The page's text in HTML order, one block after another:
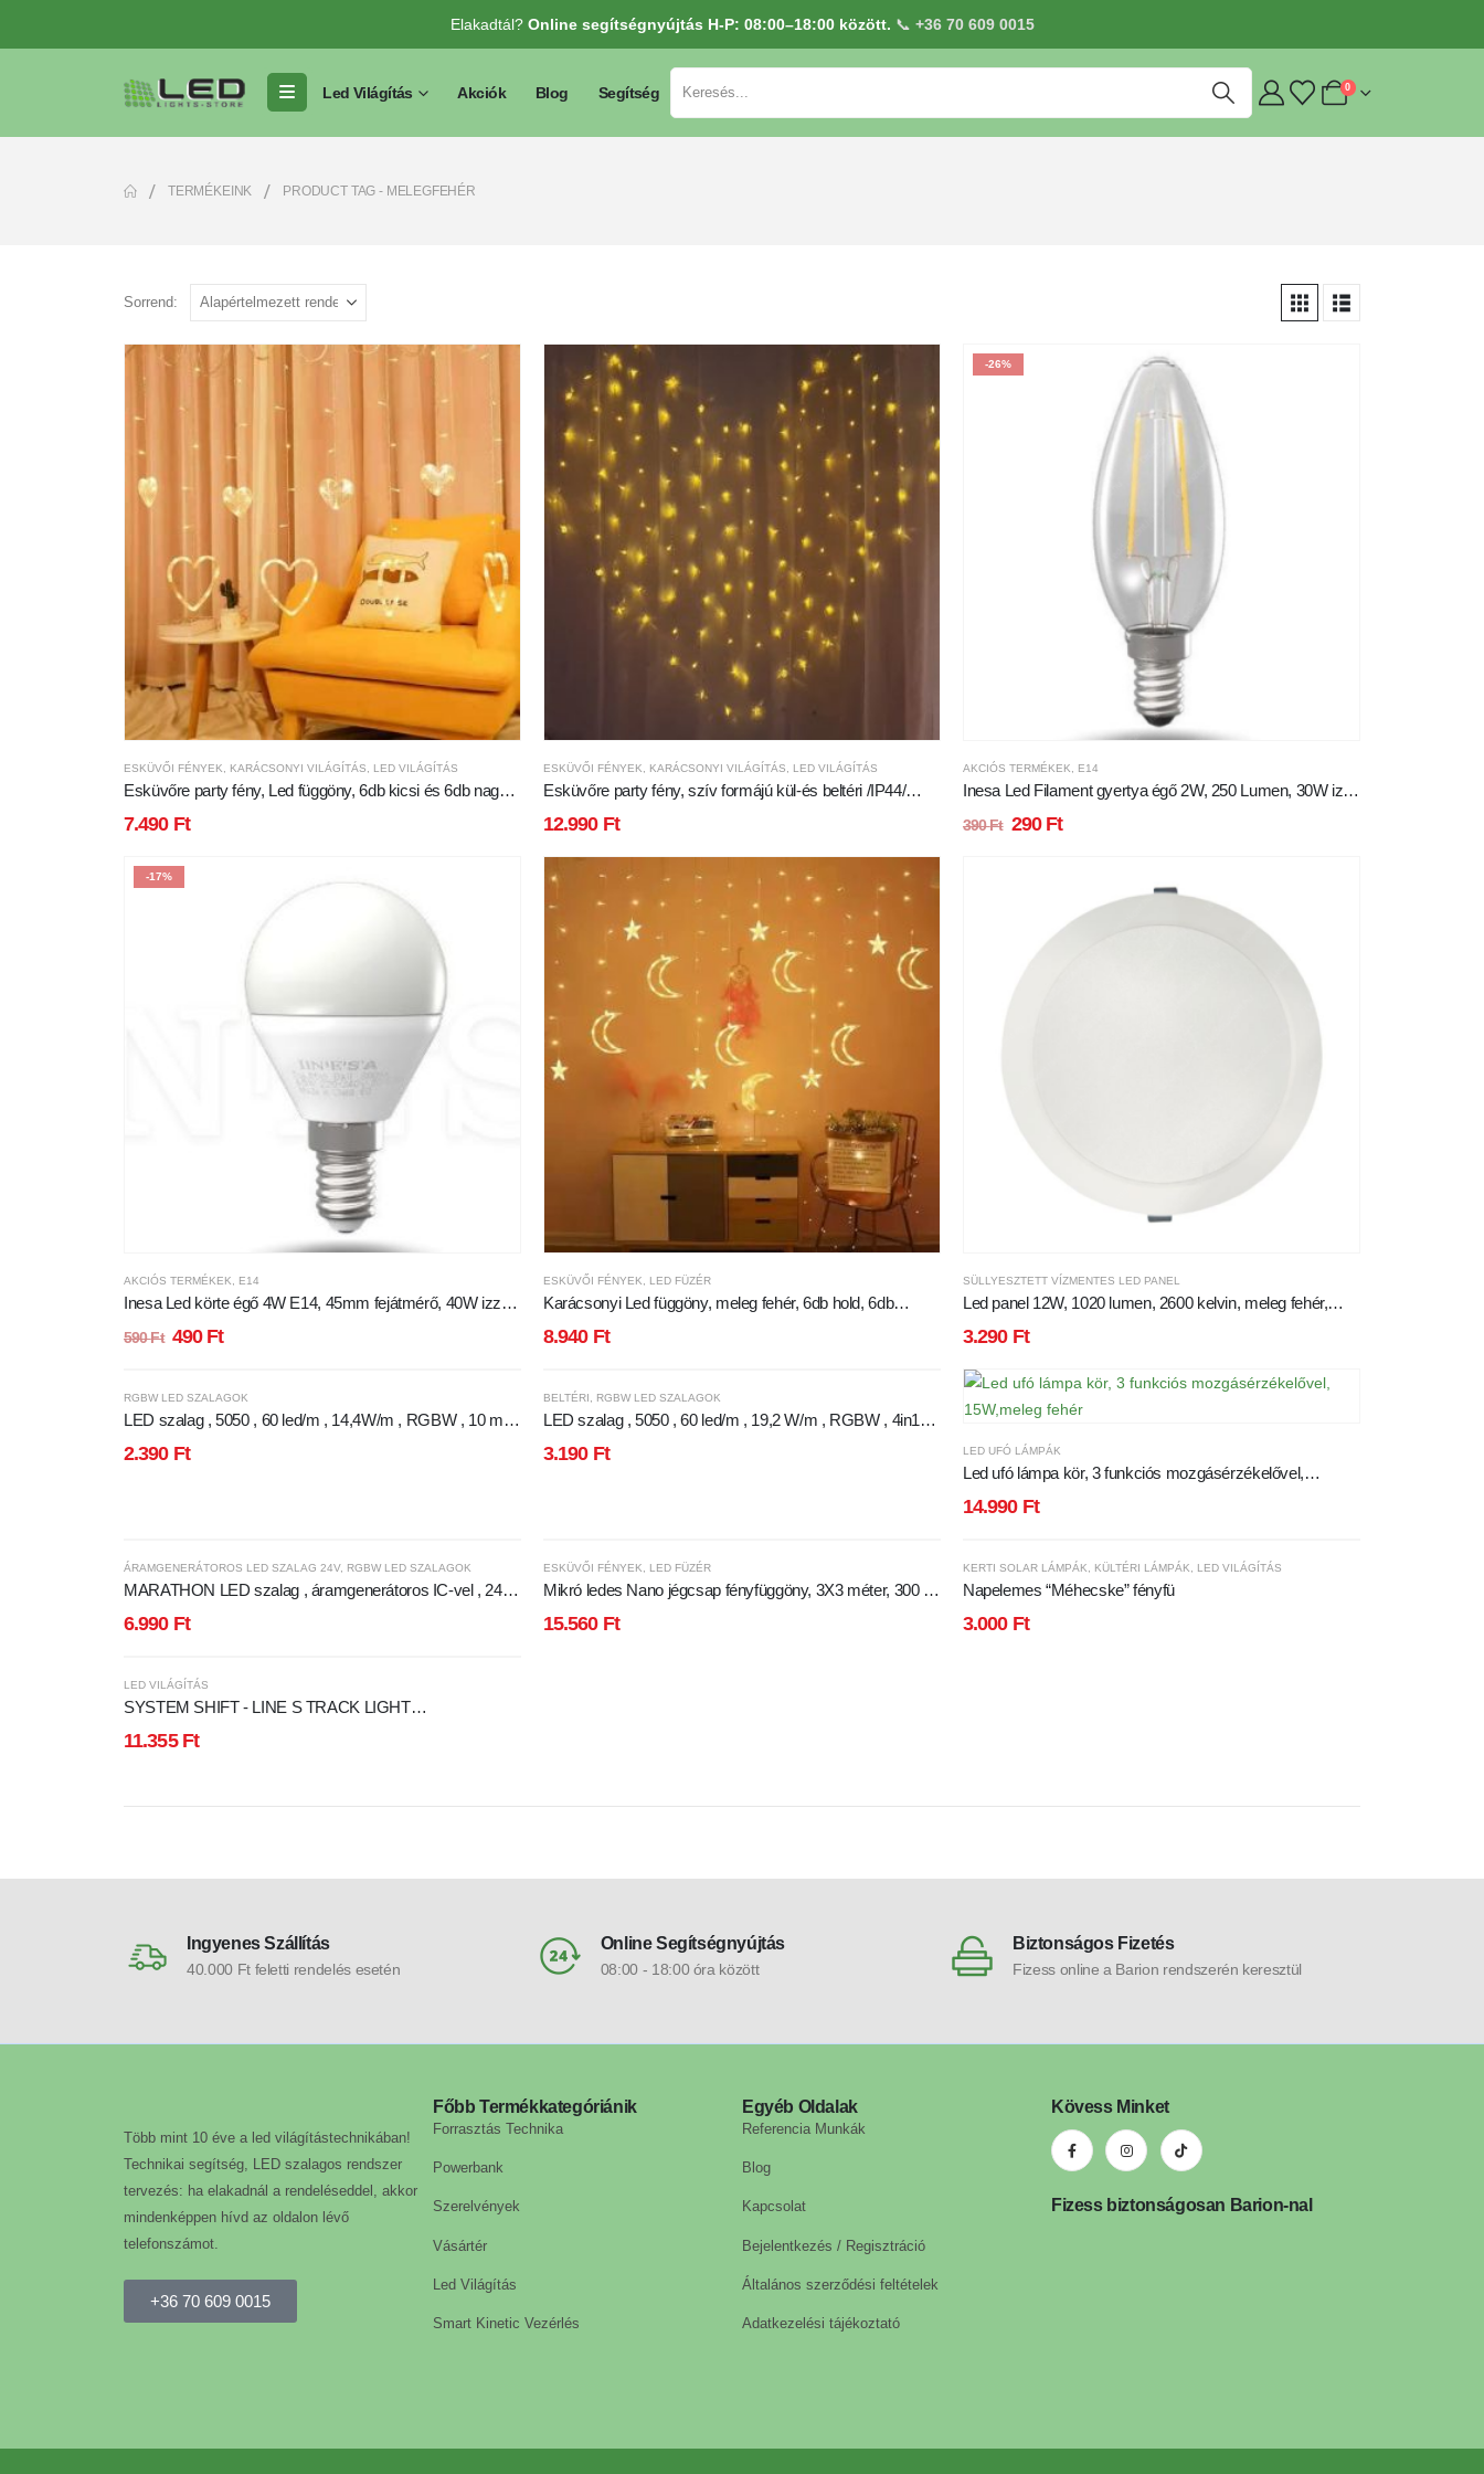
Elakadtál? Online segítségnyújtás H-P: 08:00–18:00 között. 📞 +36 70 609 0015
Led Világítás Akciók Blog Segítség 0
TERMÉKEINK PRODUCT TAG - MELEGFEHÉR
Sorrend:
ESKÜVŐI FÉNYEK, KARÁCSONYI VILÁGÍTÁS, LED VILÁGÍTÁS
Esküvőre party fény, Led függöny, 6db kicsi és 6db nagy
7.490 Ft
ESKÜVŐI FÉNYEK, KARÁCSONYI VILÁGÍTÁS, LED VILÁGÍTÁS
Esküvőre party fény, szív formájú kül-és beltéri /IP44/
12.990 Ft
-26%
AKCIÓS TERMÉKEK, E14
Inesa Led Filament gyertya égő 2W, 250 Lumen, 30W izzó
390Ft 290 Ft
-17%
AKCIÓS TERMÉKEK, E14
Inesa Led körte égő 4W E14, 45mm fejátmérő, 40W izzó
590Ft 490 Ft
ESKÜVŐI FÉNYEK, LED FÜZÉR
Karácsonyi Led függöny, meleg fehér, 6db hold, 6db
funkciós vezérlő, 5V, USB-s!
8.940 Ft
SÜLLYESZTETT VÍZMENTES LED PANEL
Led panel 12W, 1020 lumen, 2600 kelvin, meleg fehér,
3.290 Ft
RGBW LED SZALAGOK
LED szalag , 5050 , 60 led/m , 14,4W/m , RGBW , 10 mm
2.390 Ft
BELTÉRI , RGBW LED SZALAGOK
LED szalag , 5050 , 60 led/m , 19,2 W/m , RGBW , 4in1
3.190 Ft LED UFÓ LÁMPÁK
Led ufó lámpa kör, 3 funkciós mozgásérzékelővel,
14.990 Ft
ÁRAMGENERÁTOROS LED SZALAG 24V, RGBW LED SZALAGOK
MARATHON LED szalag , áramgenerátoros IC-vel , 24
fehér , 550 lm/m
6.990 Ft
ESKÜVŐI FÉNYEK, LED FÜZÉR
Mikró ledes Nano jégcsap fényfüggöny, 3X3 méter, 300 db
csatlakozós!
15.560 Ft
KERTI SOLAR LÁMPÁK, KÜLTÉRI LÁMPÁK, LED VILÁGÍTÁS
Napelemes “Méhecske” fényfü
3.000 Ft
LED VILÁGÍTÁS
SYSTEM SHIFT - LINE S TRACK LIGHT
11.355 Ft
Ingyenes Szállítás
40.000 Ft feletti rendelés esetén
Online Segítségnyújtás
08:00 - 18:00 óra között
Biztonságos Fizetés
Fizess online a Barion rendszerén keresztül
Több mint 10 éve a led világítástechnikában!
Technikai segítség, LED szalagos rendszer
tervezés: ha elakadnál a rendeléseddel, akkor
mindenképpen hívd az oldalon lévő
telefonszámot.
+36 70 609 0015
Főbb Termékkategóriánik
Forrasztás Technika
Powerbank
Szerelvények
Vásártér
Led Világítás
Smart Kinetic Vezérlés
Egyéb Oldalak
Referencia Munkák
Blog
Kapcsolat
Bejelentkezés / Regisztráció
Általános szerződési feltételek
Adatkezelési tájékoztató
Kövess Minket
Fizess biztonságosan Barion-nal